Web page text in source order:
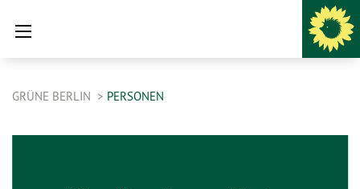
GRÜNE BERLIN PERSONEN